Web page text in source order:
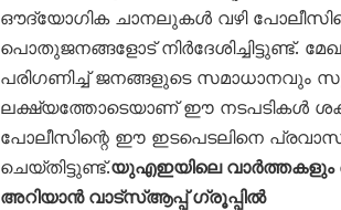
ഔദ്യോഗിക ചാനലുകൾ വഴി
പൊതുജനങ്ങളോട് നിർദേശിച്ചിട്ടുണ്ട്.
പരിഗണിച്ച് ജനങ്ങളുടെ സമാധാനവും
ലക്ഷ്യത്തോടെയാണ് ഈ നടപടികൾ
പോലീസിന്റെ ഈ ഇടപെടലിനെ
ചെയ്തിട്ടുണ്ട്.യുഎഇയിലെ
അറിയാൻ വാട്സ്ആപ്പ് ഗ്രൂപ്പിൽ